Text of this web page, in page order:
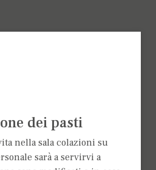
dei pasti
nella sala colazioni su
sarà a servirvi a